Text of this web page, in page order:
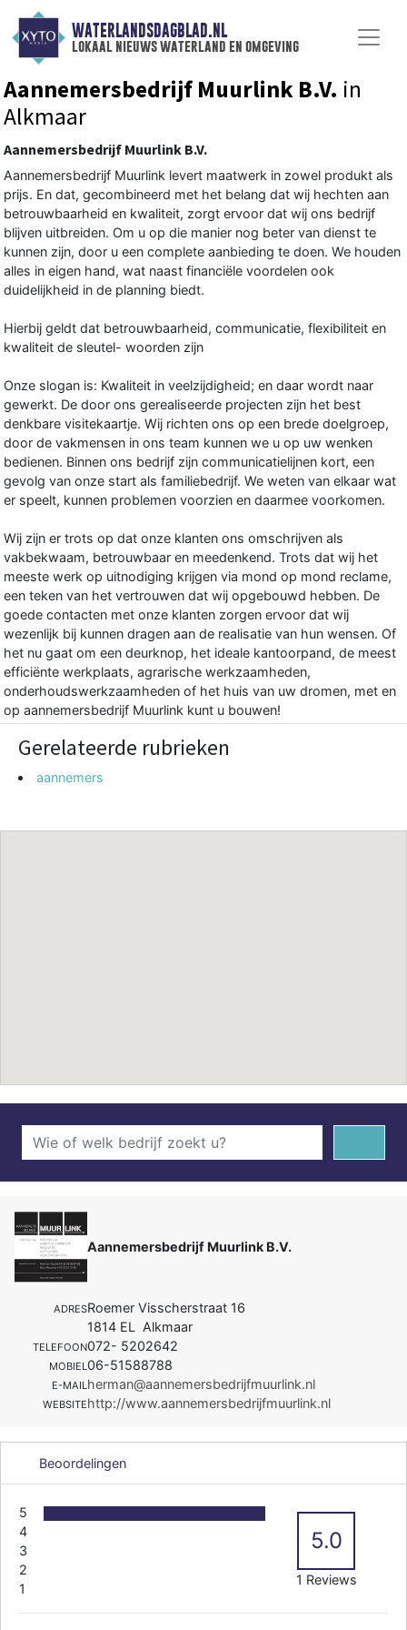
WATERLANDSDAGBLAD.NL
lokaal nieuws waterland en omgeving
Aannemersbedrijf Muurlink B.V. in
Alkmaar
Aannemersbedrijf Muurlink B.V.
Aannemersbedrijf Muurlink levert maatwerk in zowel produkt als
prijs. En dat, gecombineerd met het belang dat wij hechten aan
betrouwbaarheid en kwaliteit, zorgt ervoor dat wij ons bedrijf
blijven uitbreiden. Om u op die manier nog beter van dienst te
kunnen zijn, door u een complete aanbieding te doen. We houden
alles in eigen hand, wat naast financiële voordelen ook
duidelijkheid in de planning biedt.
Hierbij geldt dat betrouwbaarheid, communicatie, flexibiliteit en
kwaliteit de sleutel- woorden zijn
Onze slogan is: Kwaliteit in veelzijdigheid; en daar wordt naar
gewerkt. De door ons gerealiseerde projecten zijn het best
denkbare visitekaartje. Wij richten ons op een brede doelgroep,
door de vakmensen in ons team kunnen we u op uw wenken
bedienen. Binnen ons bedrijf zijn communicatielijnen kort, een
gevolg van onze start als familiebedrijf. We weten van elkaar wat
er speelt, kunnen problemen voorzien en daarmee voorkomen.
Wij zijn er trots op dat onze klanten ons omschrijven als
vakbekwaam, betrouwbaar en meedenkend. Trots dat wij het
meeste werk op uitnodiging krijgen via mond op mond reclame,
een teken van het vertrouwen dat wij opgebouwd hebben. De
goede contacten met onze klanten zorgen ervoor dat wij
wezenlijk bij kunnen dragen aan de realisatie van hun wensen. Of
het nu gaat om een deurknop, het ideale kantoorpand, de meest
efficiënte werkplaats, agrarische werkzaamheden,
onderhoudswerkzaamheden of het huis van uw dromen, met en
op aannemersbedrijf Muurlink kunt u bouwen!
Gerelateerde rubrieken
aannemers
Aannemersbedrijf Muurlink B.V.
ADRESRoemer Visscherstraat 16
1814 EL Alkmaar
TELEFOON072- 5202642
MOBIEL 06-51588788
E-MAIL herman@aannemersbedrijfmuurlink.nl
WEBSITEhttp://www.aannemersbedrijfmuurlink.nl
Beoordelingen
5
4
3
2
1
5.0
1 Reviews